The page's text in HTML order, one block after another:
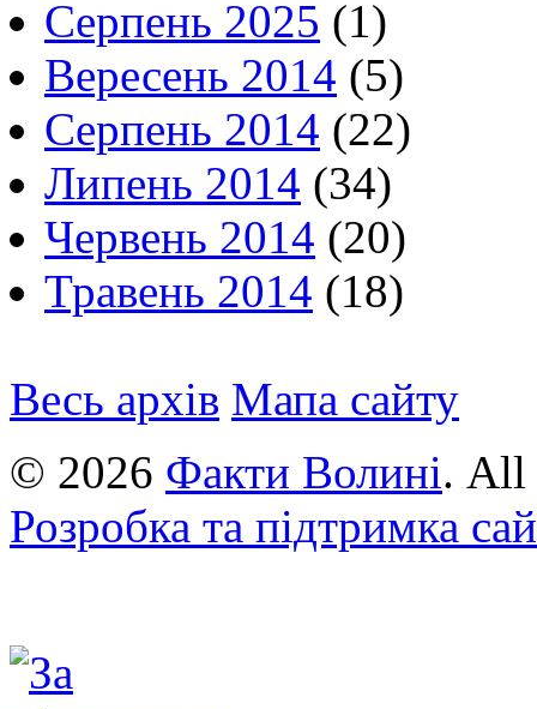
Серпень 2025 (1)
Вересень 2014 (5)
Серпень 2014 (22)
Липень 2014 (34)
Червень 2014 (20)
Травень 2014 (18)
Весь архів Мапа сайту
© 2026 Факти Волині. All
Розробка та підтримка